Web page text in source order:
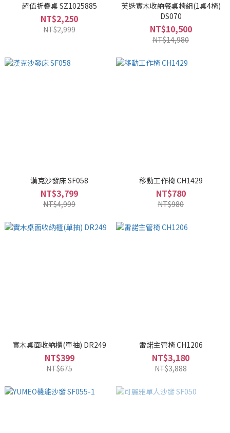
超值折疊桌 SZ1025885
NT$2,250
NT$2,999
芙迭實木收納餐桌椅組(1桌4椅)
DS070
NT$10,500
NT$14,980
漢克沙發床 SF058
NT$3,799
NT$4,999
移動工作椅 CH1429
NT$780
NT$980
實木桌面收納櫃(單抽) DR249
NT$399
NT$675
雷諾主管椅 CH1206
NT$3,180
NT$3,888